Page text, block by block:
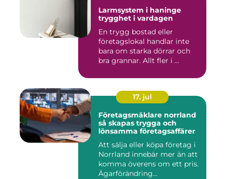
Larmsystem i haninge
trygghet i vardagen
En trygg bostad eller
företagslokal handlar inte
bara om starka dörrar och
bra grannar. Allt fler i ...
17. jul
Företagsmäklare norrland
så skapas trygga och
lönsamma företagsaffärer
Att sälja eller köpa företag i
Norrland innebär mer än att
komma överens om ett pris.
Ägarförändring...